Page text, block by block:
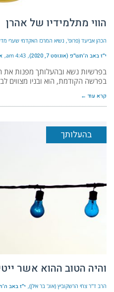
הווי מתלמידיו של אהרן
הכהן אביעד (פרופ', נשיא המרכז האקדמי שערי
י״ז באב ה׳תש״פ (אוגוסט 7, 2020) 4:43 am
בפרשיות נשא ובהעלותך מפנות את
בפרשה הקודמת, הוא ובניו מצווים
קרא עוד ←
בהעלותך
והיה הטוב ההוא אשר
הרב ד"ר צחי הרשקוביץ (אונ' בר אילן) י״ז באב